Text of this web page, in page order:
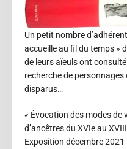
Un petit nombre
accueille au fil du temps »
de leurs aïeuls ont
recherche de
disparus…
« Évocation des modes
d’ancêtres du XVIe au
Exposition décembre